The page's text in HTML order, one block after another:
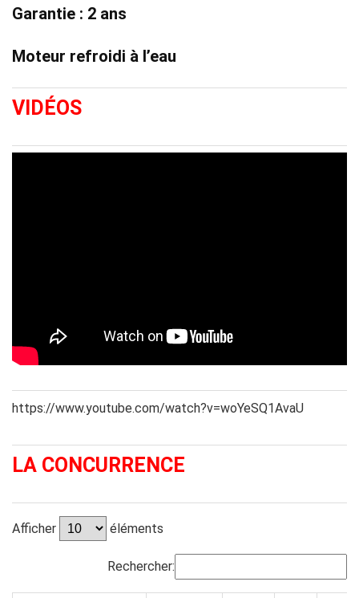
Garantie : 2 ans
Moteur refroidi à l’eau
VIDÉOS
https://www.youtube.com/watch?v=woYeSQ1AvaU
LA CONCURRENCE
Afficher éléments
Rechercher: